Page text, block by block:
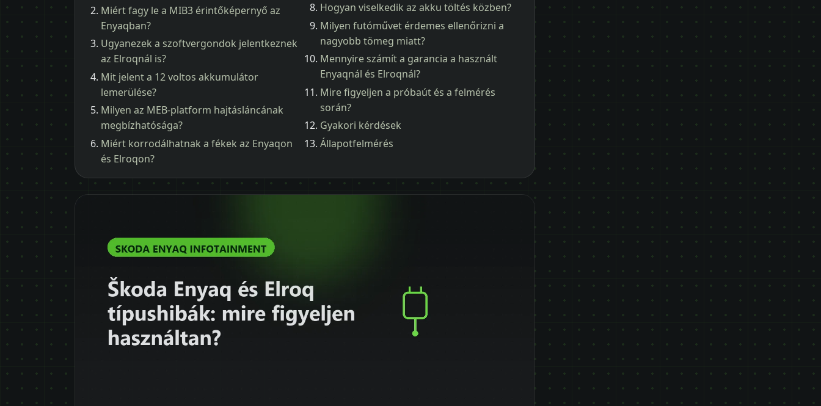
Miért fagy le a MIB3 érintőképernyő az
Enyaqban?
Ugyanezek a szoftvergondok jelentkeznek
az Elroqnál is?
Mit jelent a 12 voltos akkumulátor
lemerülése?
Milyen az MEB-platform hajtásláncának
megbízhatósága?
Miért korrodálhatnak a fékek az Enyaqon
és Elroqon?
Hogyan viselkedik az akku töltés közben?
Milyen futóművet érdemes ellenőrizni a
nagyobb tömeg miatt?
Mennyire számít a garancia a használt
Enyaqnál és Elroqnál?
Mire figyeljen a próbaút és a felmérés
során?
Gyakori kérdések
Állapotfelmérés